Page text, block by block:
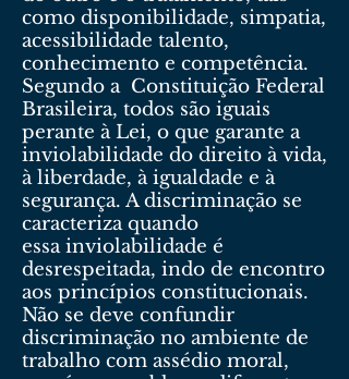
como disponibilidade, simpatia,
acessibilidade talento,
conhecimento e competência.
Segundo a Constituição Federal
Brasileira, todos são iguais
perante à Lei, o que garante a
inviolabilidade do direito à vida,
à liberdade, à igualdade e à
segurança. A discriminação se
caracteriza quando
essa inviolabilidade é
desrespeitada, indo de encontro
aos princípios constitucionais.
Não se deve confundir
discriminação no ambiente de
trabalho com assédio moral,